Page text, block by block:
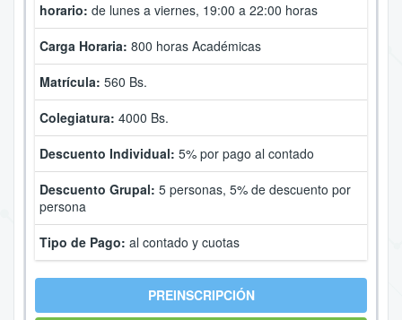
horario: de lunes a viernes, 19:00 a 22:00 horas
Carga Horaria: 800 horas Académicas
Matrícula: 560 Bs.
Colegiatura: 4000 Bs.
Descuento Individual: 5% por pago al contado
Descuento Grupal: 5 personas, 5% de descuento por
persona
Tipo de Pago: al contado y cuotas
PREINSCRIPCIÓN